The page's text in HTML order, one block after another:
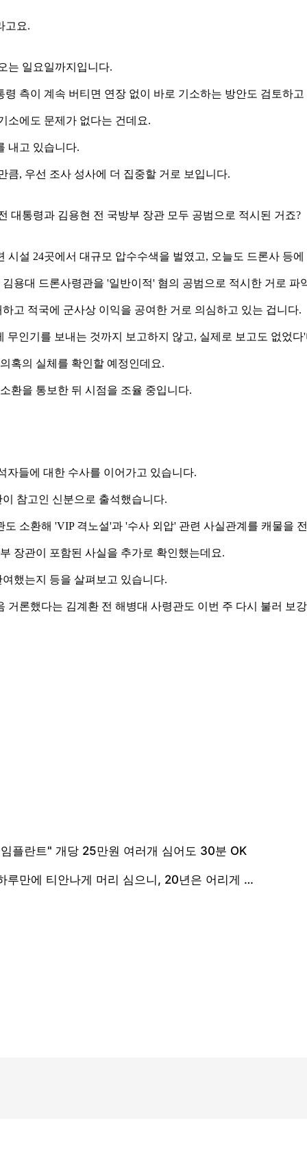
고요.
는 일요일까지입니다.
측이 계속 버티면 연장 없이 바로 기소하는 방안도 검토하고
소에도 문제가 없다는 건데요.
내고 있습니다.
큼, 우선 조사 성사에 더 집중할 거로 보입니다.
대통령과 김용현 전 국방부 장관 모두 공범으로 적시된 거죠?
설 24곳에서 대규모 압수수색을 벌였고, 오늘도 드론사 등
용대 드론사령관을 '일반이적' 혐의 공범으로 적시한 거로 파
고 적국에 군사상 이익을 공여한 거로 의심하고 있는 겁니다.
인기를 보내는 것까지 보고하지 않고, 실제로 보고도 없었
혹의 실체를 확인할 예정인데요.
환을 통보한 뒤 시점을 조율 중입니다.
자들에 대한 수사를 이어가고 있습니다.
참고인 신분으로 출석했습니다.
소환해 'VIP 격노설'과 '수사 외압' 관련 사실관계를 캐물을
장관이 포함된 사실을 추가로 확인했는데요.
했는지 등을 살펴보고 있습니다.
론했다는 김계환 전 해병대 사령관도 이번 주 다시 불러 보